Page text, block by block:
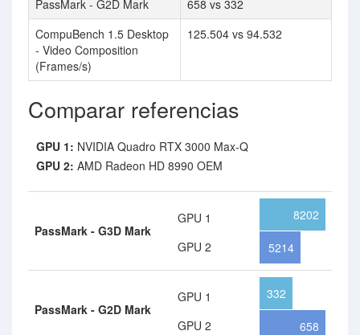
PassMark - G2D Mark
658 vs 332
CompuBench 1.5 Desktop
- Video Composition
(Frames/s)
125.504 vs 94.532
Comparar referencias
GPU 1: NVIDIA Quadro RTX 3000 Max-Q
GPU 2: AMD Radeon HD 8990 OEM
PassMark - G3D Mark
GPU 1
GPU 2
8202
5214
PassMark - G2D Mark
GPU 1
GPU 2
332
658